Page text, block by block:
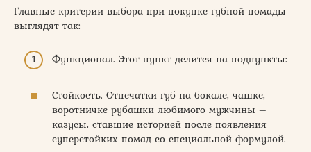
Главные критерии выбора при покупке губной помады
выглядят так:
Функционал. Этот пункт делится на подпункты:
Стойкость. Отпечатки губ на бокале, чашке,
воротничке рубашки любимого мужчины –
казусы, ставшие историей после появления
суперстойких помад со специальной формулой.